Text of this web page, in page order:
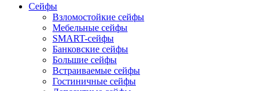
Сейфы
Взломостойкие сейфы
Мебельные сейфы
SMART-сейфы
Банковские сейфы
Большие сейфы
Встраиваемые сейфы
Гостиничные сейфы